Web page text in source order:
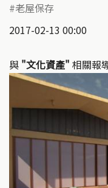
老屋保存
2017-02-13 00:00
與 "文化資產" 相關報